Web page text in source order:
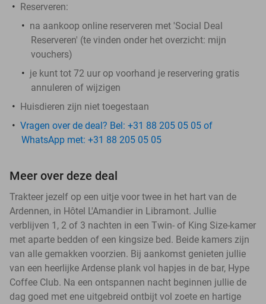
Reserveren:
na aankoop online reserveren met 'Social Deal
Reserveren' (te vinden onder het overzicht: mijn
vouchers)
je kunt tot 72 uur op voorhand je reservering gratis
annuleren of wijzigen
Huisdieren zijn niet toegestaan
Vragen over de deal? Bel: +31 88 205 05 05 of
WhatsApp met: +31 88 205 05 05
Meer over deze deal
Trakteer jezelf op een uitje voor twee in het hart van de
Ardennen, in Hôtel L'Amandier in Libramont. Jullie
verblijven 1, 2 of 3 nachten in een Twin- of King Size-kamer
met aparte bedden of een kingsize bed. Beide kamers zijn
van alle gemakken voorzien. Bij aankomst genieten jullie
van een heerlijke Ardense plank vol hapjes in de bar, Hype
Coffee Club. Na een ontspannen nacht beginnen jullie de
dag goed met ene uitgebreid ontbijt vol zoete en hartige